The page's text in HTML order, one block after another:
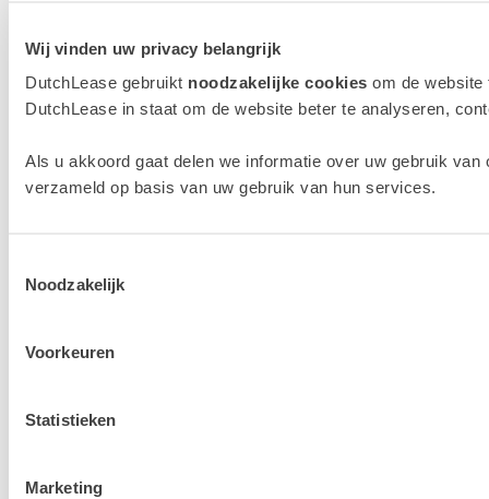
Wij vinden uw privacy belangrijk
DutchLease gebruikt noodzakelijke cookies om de
DutchLease in staat om de website beter te analyseren,
Als u akkoord gaat delen we informatie over uw gebruik
verzameld op basis van uw gebruik van hun services.
Noodzakelijk
Voorkeuren
Statistieken
Marketing